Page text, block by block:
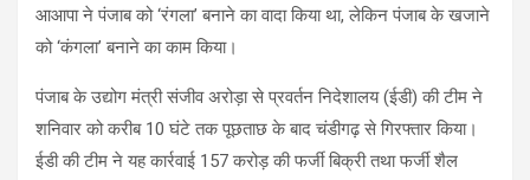
आआपा ने पंजाब को ‘रंगला’ बनाने का वादा किया था, लेकिन पंजाब के खजाने
को ‘कंगला’ बनाने का काम किया।
पंजाब के उद्योग मंत्री संजीव अरोड़ा से प्रवर्तन निदेशालय (ईडी) की टीम ने
शनिवार को करीब 10 घंटे तक पूछताछ के बाद चंडीगढ़ से गिरफ्तार किया।
ईडी की टीम ने यह कार्रवाई 157 करोड़ की फर्जी बिक्री तथा फर्जी शैल